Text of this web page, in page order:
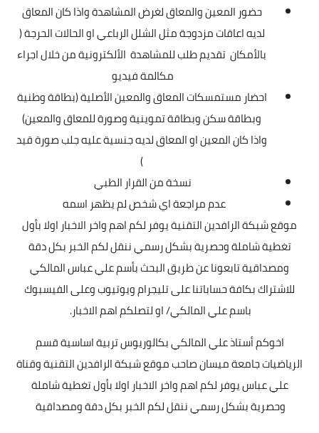
حضور المعين والمعاق لغرض المشاهدة واذا كان المعاق
لديه اعاقات مزدوجة مثل الشلل الرباعي او الحالات الحرجة (
بالأمكان تقديم طلب للمشاهدة الألكترونية من خلال اجراء
مكالمة فيديو
احضار مستمسكات المعاق والمعين الأصلية (بطاقة وطنية
وبطاقة سكن وبطاقة تموينية وصورة للمعاق والمعين)
واذا كان المعين او المعاق لديه جنسية عليه جلب صورة قيد
)
نسخة من القرار الطبي
عدم مراجعة اي شخص لم يظهر اسمه
موقع شبكة الرافدين التقنية يوفر لكم اهم واخر الاخبار اولا بأول
تغطية شاملة وحصرية بشكل رسمي ننقل لكم الخبر بكل دقة
ومصداقية تابعونا عن طريق البحث بأسم علي عباس المالكي
للاشتراك بكافة حساباتنا على تليجرام ويوتيوب وعلى الفيسبوك
باسم علي المالكي/ او لتصلكم اهم الاخبار.
اخوكم أستاذ علي المالكي بكالوريوس تربية اساسية قسم
الرياضيات جامعة ميسان صاحب موقع شبكة الرافدين التقنية وقناة
علي عباس يوفر لكم اهم واخر الاخبار اولا بأول تغطية شاملة
وحصرية بشكل رسمي ننقل لكم الخبر بكل دقة ومصداقية